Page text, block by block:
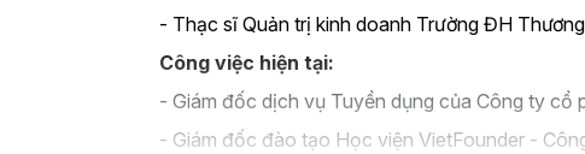
- Thạc sĩ Quản trị kinh doanh Trường ĐH
Công việc hiện tại:
- Giám đốc dịch vụ Tuyển dụng của Công ty cổ
- Giám đốc đào tạo Học viện VietFounder -